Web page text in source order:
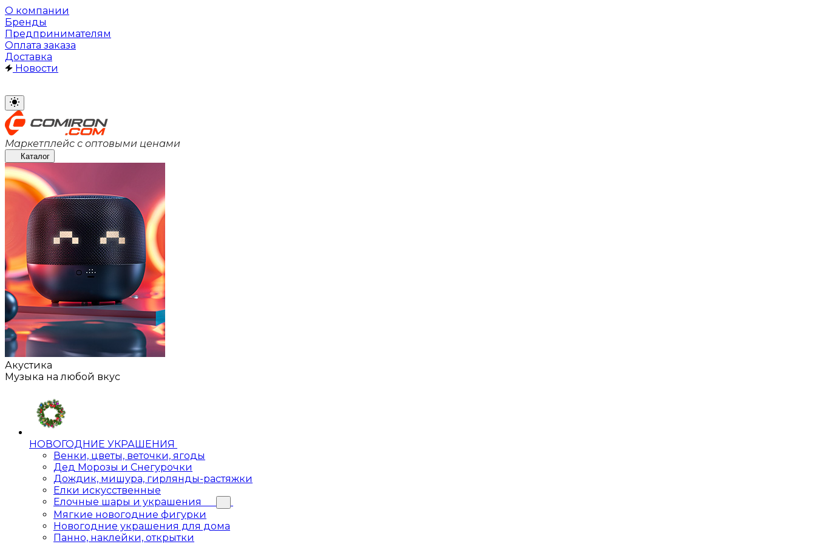
О компании
Бренды
Предпринимателям
Оплата заказа
Доставка
Новости
Маркетплейс с оптовыми ценами
Каталог
Акустика
Музыка на любой вкус
НОВОГОДНИЕ УКРАШЕНИЯ
Венки, цветы, веточки, ягоды
Дед Морозы и Снегурочки
Дождик, мишура, гирлянды-растяжки
Елки искусственные
Елочные шары и украшения
Мягкие новогодние фигурки
Новогодние украшения для дома
Панно, наклейки, открытки